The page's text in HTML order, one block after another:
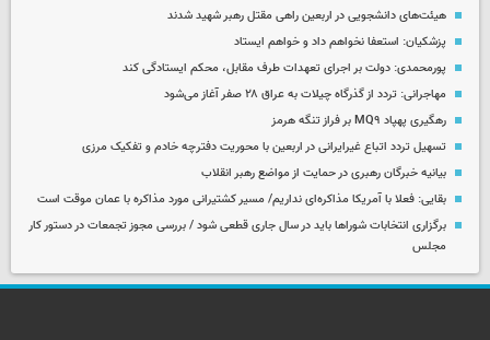
هیئت‌های دانشجویی در اربعین راهی مقتل رهبر شهید شدند
پزشکیان: استعفا نخواهم داد و خواهم ایستاد
پورمحمدی: دولت بر اجرای تعهدات طرف مقابل، محکم ایستادگی کند
مهاجرانی: تردد از گذرگاه چیلات به عراق ۲۸ صفر آغاز می‌شود
رهگیری پهپاد MQ۹ بر فراز تنگه هرمز
تسهیل تردد اتباع غیرایرانی در اربعین با محوریت دفترچه خادم و تفکیک مرزی
بیانیه خبرگان رهبری در حمایت از مواضع رهبر انقلاب
بقایی: فعلا با آمریکا مذاکره‌ای نداریم/ مسیر کشتیرانی مورد مذاکره با عمان موقت است
برگزاری انتخابات شوراها باید در سال جاری قطعی شود / بررسی مجوز تجمعات در دستور کار
مجلس